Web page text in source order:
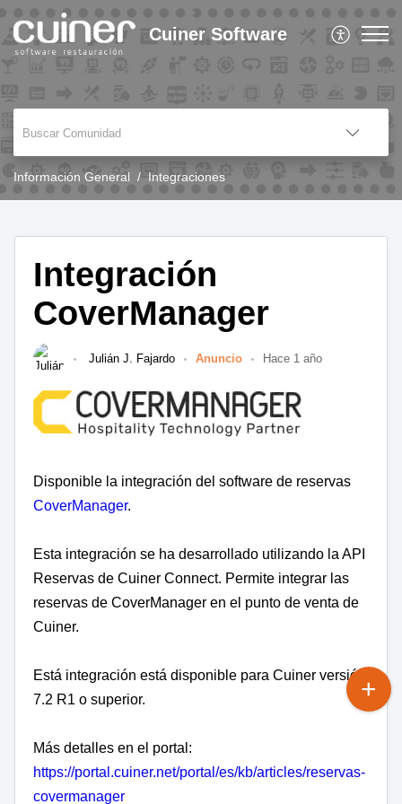
Cuiner Software
Información General Integraciones
Integración
CoverManager
Julián J. Fajardo Anuncio Hace 1 año
Disponible la integración del software de reservas
CoverManager.
Esta integración se ha desarrollado utilizando la API
Reservas de Cuiner Connect. Permite integrar las
reservas de CoverManager en el punto de venta de
Cuiner.
Está integración está disponible para Cuiner versión
7.2 R1 o superior.
Más detalles en el portal:
https://portal.cuiner.net/portal/es/kb/articles/reservas-
covermanager